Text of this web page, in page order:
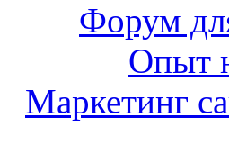
Форум
Опыт
Маркетинг